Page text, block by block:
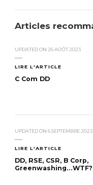
Articles
UPDATED ON 26 AOÛT 2023
LIRE L'ARTICLE
C Com DD
UPDATED ON 6 SEPTEMBRE 2023
LIRE L'ARTICLE
DD, RSE, CSR, B Corp,
Greenwashing…WTF?